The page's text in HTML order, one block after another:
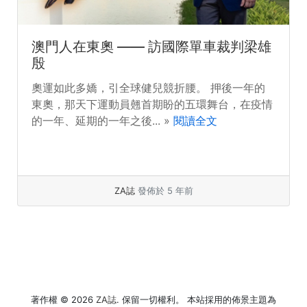
澳門人在東奧 —— 訪國際單車裁判梁雄
殷
奧運如此多嬌，引全球健兒競折腰。 押後一年的
東奧，那天下運動員翹首期盼的五環舞台，在疫情
的一年、延期的一年之後... » 閱讀全文
ZA誌 發佈於 5 年前
著作權 © 2026 ZA誌. 保留一切權利。 本站採用的佈景主題為